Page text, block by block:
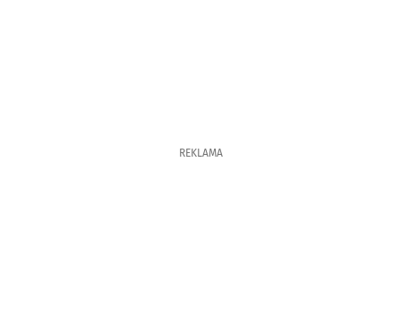
REKLAMA